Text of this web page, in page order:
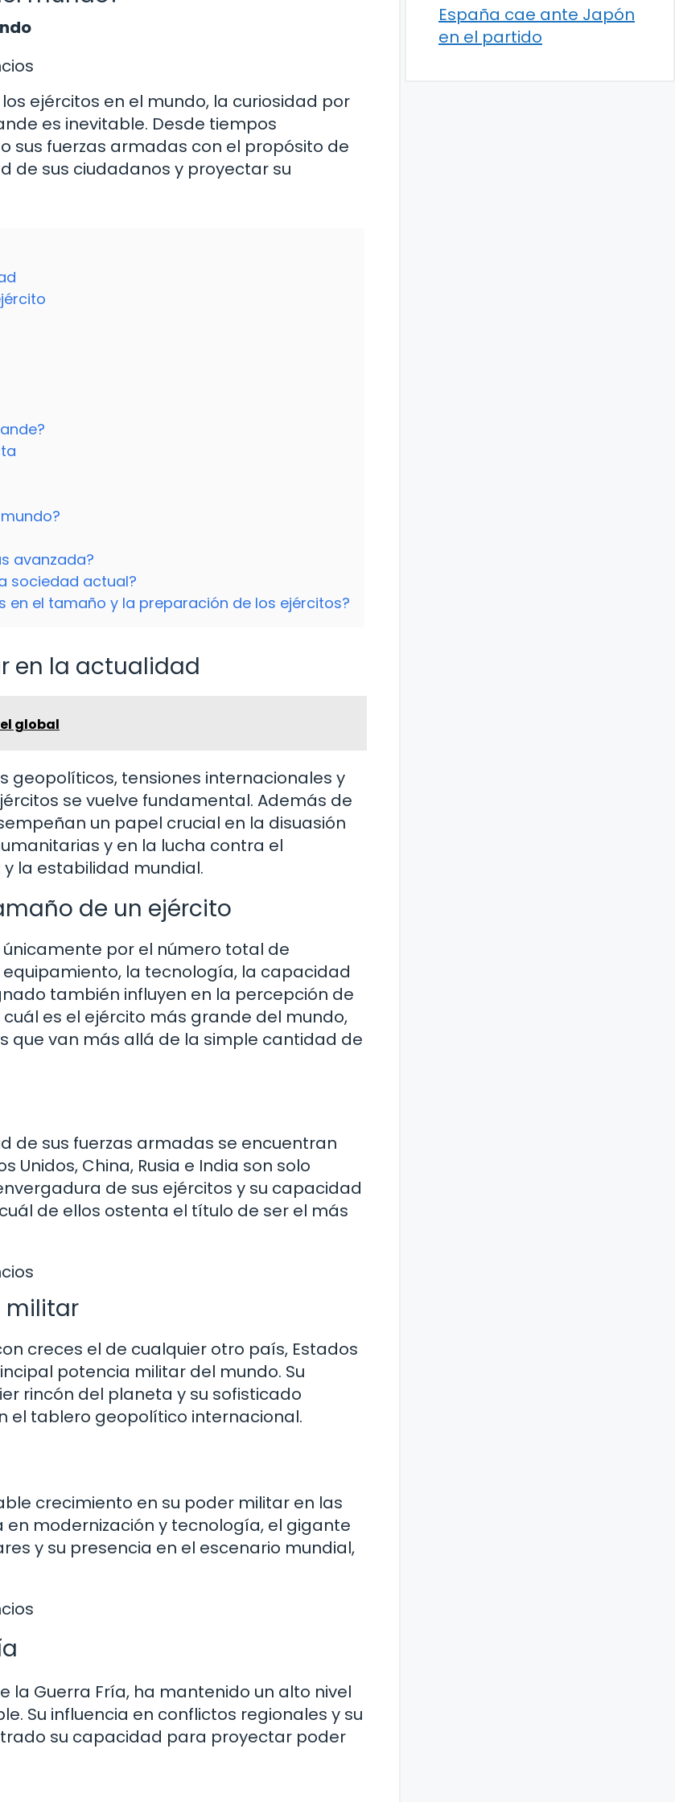
ejércitos en el mundo, la curiosidad por
es inevitable. Desde tiempos
sus fuerzas armadas con el propósito de
de sus ciudadanos y proyectar su
avanzada?
sociedad actual?
en el tamaño y la preparación de los ejércitos?
en la actualidad
global
geopolíticos, tensiones internacionales y
se vuelve fundamental. Además de
un papel crucial en la disuasión
y en la lucha contra el
la estabilidad mundial.
de un ejército
por el número total de
la tecnología, la capacidad
también influyen en la percepción de
es el ejército más grande del mundo,
que van más allá de la simple cantidad de
de sus fuerzas armadas se encuentran
Unidos, China, Rusia e India son solo
de sus ejércitos y su capacidad
de ellos ostenta el título de ser el más
militar
creces el de cualquier otro país, Estados
potencia militar del mundo. Su
rincón del planeta y su sofisticado
el tablero geopolítico internacional.
crecimiento en su poder militar en las
modernización y tecnología, el gigante
y su presencia en el escenario mundial,
la Guerra Fría, ha mantenido un alto nivel
Su influencia en conflictos regionales y su
su capacidad para proyectar poder
España cae ante Japón
en el partido